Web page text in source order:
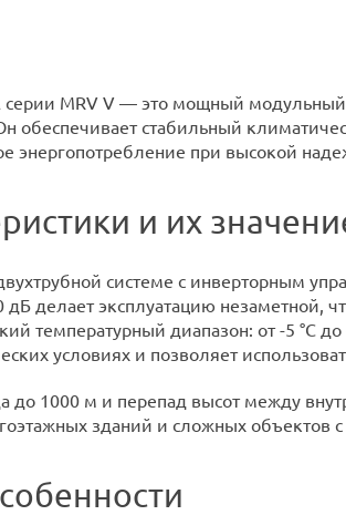
MRV V — это мощный
стабильный
энергопотребление при высокой
и их
системе с инверторным
дБ делает эксплуатацию
температурный диапазон: от -5 °C
условиях и позволяет
до 1000 м и перепад высот между
зданий и сложных объектов